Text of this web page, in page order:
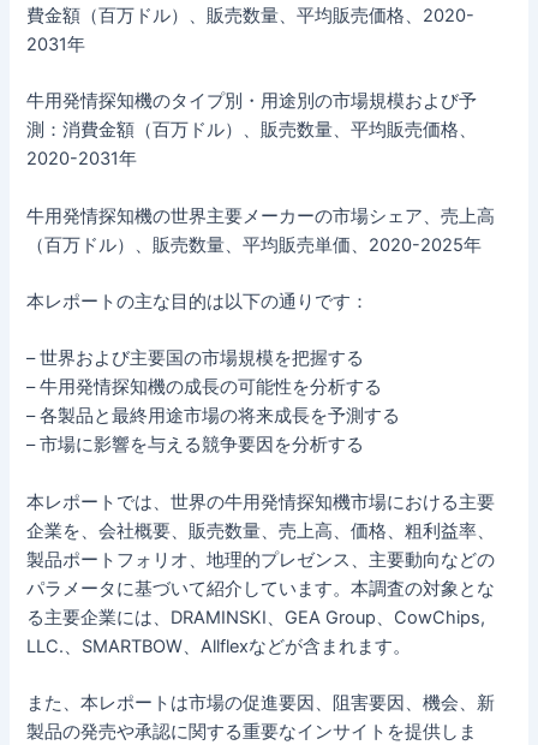
費金額（百万ドル）、販売数量、平均販売価格、2020-
2031年
牛用発情探知機のタイプ別・用途別の市場規模および予
測：消費金額（百万ドル）、販売数量、平均販売価格、
2020-2031年
牛用発情探知機の世界主要メーカーの市場シェア、売上高
（百万ドル）、販売数量、平均販売単価、2020-2025年
本レポートの主な目的は以下の通りです：
– 世界および主要国の市場規模を把握する
– 牛用発情探知機の成長の可能性を分析する
– 各製品と最終用途市場の将来成長を予測する
– 市場に影響を与える競争要因を分析する
本レポートでは、世界の牛用発情探知機市場における主要
企業を、会社概要、販売数量、売上高、価格、粗利益率、
製品ポートフォリオ、地理的プレゼンス、主要動向などの
パラメータに基づいて紹介しています。本調査の対象とな
る主要企業には、DRAMINSKI、GEA Group、CowChips,
LLC.、SMARTBOW、Allflexなどが含まれます。
また、本レポートは市場の促進要因、阻害要因、機会、新
製品の発売や承認に関する重要なインサイトを提供しま